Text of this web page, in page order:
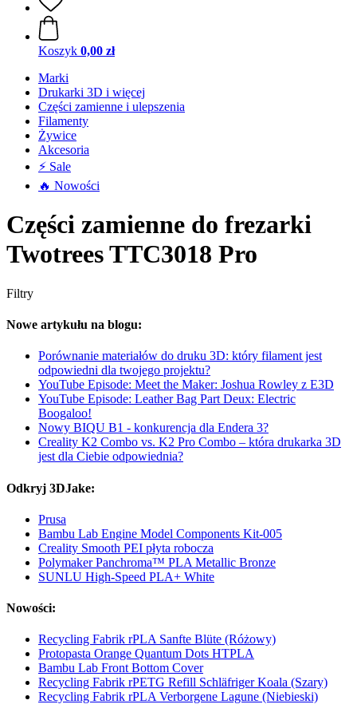
Koszyk 0,00 zł
Marki
Drukarki 3D i więcej
Części zamienne i ulepszenia
Filamenty
Żywice
Akcesoria
⚡ Sale
🔥 Nowości
Części zamienne do frezarki
Twotrees TTC3018 Pro
Filtry
Nowe artykułu na blogu:
Porównanie materiałów do druku 3D: który filament jest
odpowiedni dla twojego projektu?
YouTube Episode: Meet the Maker: Joshua Rowley z E3D
YouTube Episode: Leather Bag Part Deux: Electric
Boogaloo!
Nowy BIQU B1 - konkurencja dla Endera 3?
Creality K2 Combo vs. K2 Pro Combo – która drukarka 3D
jest dla Ciebie odpowiednia?
Odkryj 3DJake:
Prusa
Bambu Lab Engine Model Components Kit-005
Creality Smooth PEI płyta robocza
Polymaker Panchroma™ PLA Metallic Bronze
SUNLU High-Speed PLA+ White
Nowości:
Recycling Fabrik rPLA Sanfte Blüte (Różowy)
Protopasta Orange Quantum Dots HTPLA
Bambu Lab Front Bottom Cover
Recycling Fabrik rPETG Refill Schläfriger Koala (Szary)
Recycling Fabrik rPLA Verborgene Lagune (Niebieski)